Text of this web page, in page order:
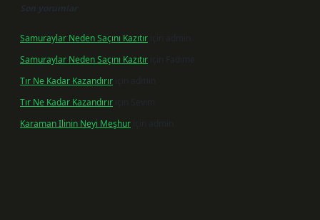
Son yorumlar
Samuraylar Neden Saçını Kazıtır için
admin
Samuraylar Neden Saçını Kazıtır için
Fadime
Tır Ne Kadar Kazandırır için
admin
Tır Ne Kadar Kazandırır için Sevim
Karaman Ilinin Neyi Meşhur için admin